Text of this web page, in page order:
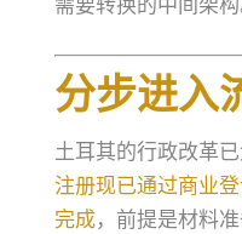
需要转换的中间架构
分步进入
土耳其的行政改革
注册现已通过商业
完成，前提是材料